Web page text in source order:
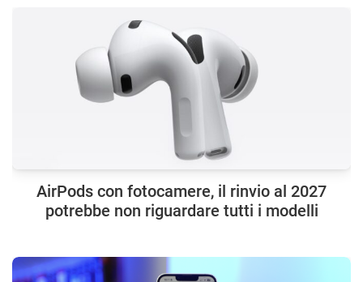
AirPods con fotocamere, il rinvio al 2027
potrebbe non riguardare tutti i modelli